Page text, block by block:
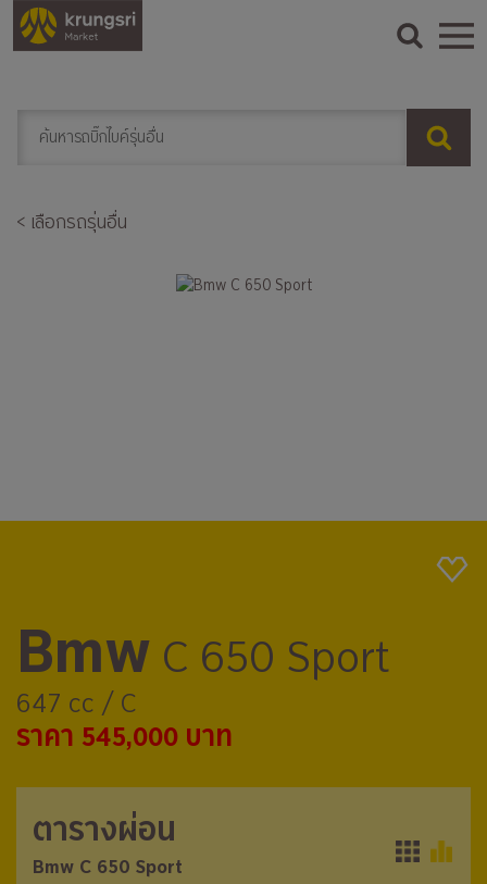
< เลือกรถรุ่นอื่น
Bmw C 650 Sport
647 cc / C
ราคา 545,000 บาท
ตารางผ่อน
Bmw C 650 Sport
ตารางผ่อน
Bmw C 650 Sport